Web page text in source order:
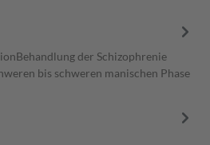
der Schizophrenie
bis schweren manischen Phase